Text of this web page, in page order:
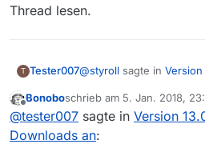
Thread lesen.
T Tester007@styroll sagte in
tester007sagte:
Offline
Bonoboschrieb am 5. Jan. 2018,
zuletzt editiert von
@tester007 sagte in Version
Downloads an: